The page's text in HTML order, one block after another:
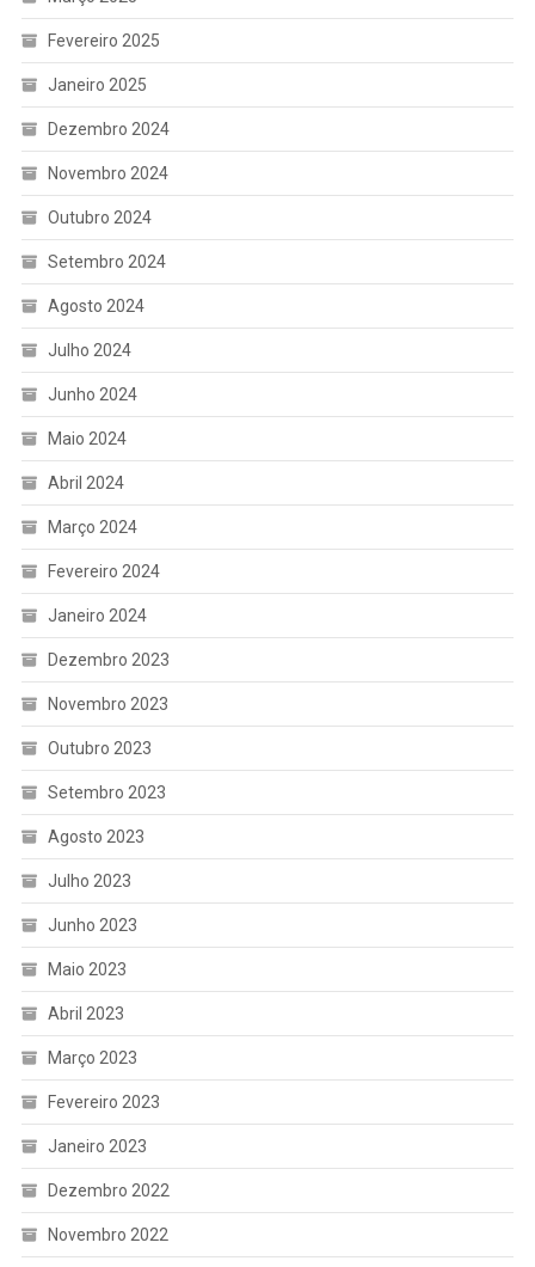
Fevereiro 2025
Janeiro 2025
Dezembro 2024
Novembro 2024
Outubro 2024
Setembro 2024
Agosto 2024
Julho 2024
Junho 2024
Maio 2024
Abril 2024
Março 2024
Fevereiro 2024
Janeiro 2024
Dezembro 2023
Novembro 2023
Outubro 2023
Setembro 2023
Agosto 2023
Julho 2023
Junho 2023
Maio 2023
Abril 2023
Março 2023
Fevereiro 2023
Janeiro 2023
Dezembro 2022
Novembro 2022